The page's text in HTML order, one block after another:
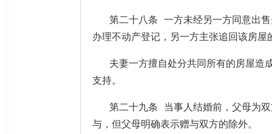
第二十八条 一方未经另一方同意出
办理不动产登记，另一方主张追回该房屋
夫妻一方擅自处分共同所有的房屋造
支持。
第二十九条 当事人结婚前，父母为
与，但父母明确表示赠与双方的除外。